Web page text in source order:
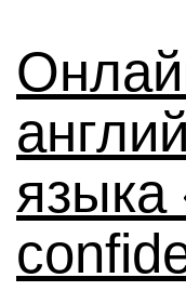
языка